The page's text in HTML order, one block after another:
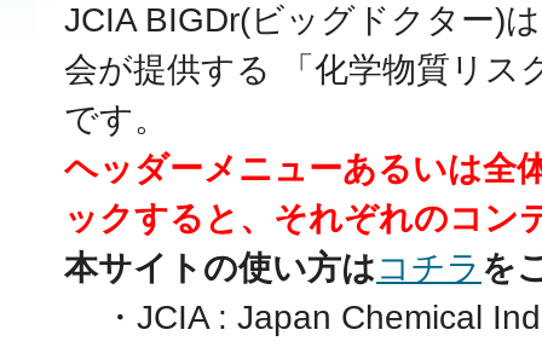
JCIA BIGDr(ビッグドクター)
会が提供する 「化学物質リス
です。
ヘッダーメニューあるいは全
ックすると、それぞれのコン
本サイトの使い方はコチラ を
・JCIA : Japan Chemical